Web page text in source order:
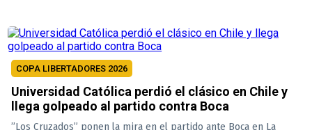
COPA LIBERTADORES 2026
Universidad Católica perdió el clásico en Chile y
llega golpeado al partido contra Boca
”Los Cruzados” ponen la mira en el partido ante Boca en La